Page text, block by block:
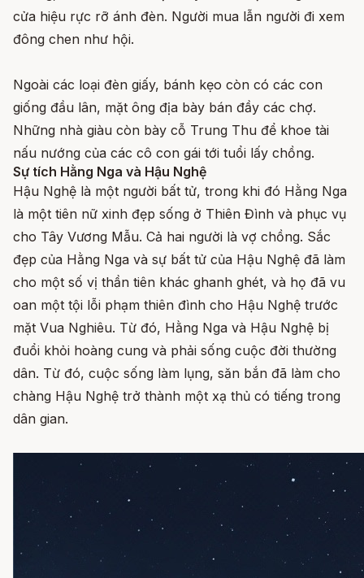
cửa hiệu rực rỡ ánh đèn. Người mua lẫn người đi xem
đông chen như hội.
Ngoài các loại đèn giấy, bánh kẹo còn có các con
giống đầu lân, mặt ông địa bày bán đầy các chợ.
Những nhà giàu còn bày cỗ Trung Thu để khoe tài
nấu nướng của các cô con gái tới tuổi lấy chồng.
Sự tích Hằng Nga và Hậu Nghệ
Hậu Nghệ là một người bất tử, trong khi đó Hằng Nga
là một tiên nữ xinh đẹp sống ở Thiên Đình và phục vụ
cho Tây Vương Mẫu. Cả hai người là vợ chồng. Sắc
đẹp của Hằng Nga và sự bất tử của Hậu Nghệ đã làm
cho một số vị thần tiên khác ghanh ghét, và họ đã vu
oan một tội lỗi phạm thiên đình cho Hậu Nghệ trước
mặt Vua Nghiêu. Từ đó, Hằng Nga và Hậu Nghệ bị
đuổi khỏi hoàng cung và phải sống cuộc đời thường
dân. Từ đó, cuộc sống làm lụng, săn bắn đã làm cho
chàng Hậu Nghệ trở thành một xạ thủ có tiếng trong
dân gian.